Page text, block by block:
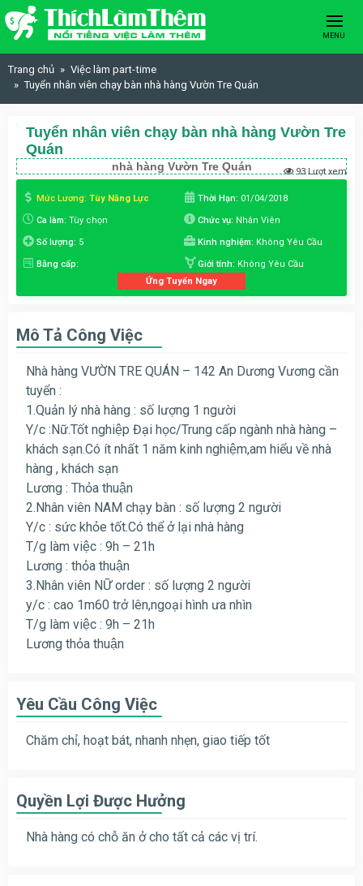
Skip to content
MENU
Trang chủ
Việc làm part-time
Tuyển nhân viên chạy bàn nhà hàng Vườn Tre Quán
Tuyển nhân viên chạy bàn nhà hàng Vườn Tre
Quán
nhà hàng Vườn Tre Quán 93 Lượt xem
Mức Lương: Tùy Năng Lực Thời Hạn: 01/04/2018
Ca làm: Tùy chọn Chức vụ: Nhân Viên
Số lượng: 5 Kinh nghiệm: Không Yêu Cầu
Bằng cấp: Giới tính: Không Yêu Cầu
Ứng Tuyển Ngay
Mô Tả Công Việc
Nhà hàng VƯỜN TRE QUÁN – 142 An Dương Vương cần
tuyển :
1.Quản lý nhà hàng : số lượng 1 người
Y/c :Nữ.Tốt nghiệp Đại học/Trung cấp ngành nhà hàng –
khách sạn.Có ít nhất 1 năm kinh nghiệm,am hiểu về nhà
hàng , khách sạn
Lương : Thỏa thuận
2.Nhân viên NAM chạy bàn : số lượng 2 người
Y/c : sức khỏe tốt.Có thể ở lại nhà hàng
T/g làm việc : 9h – 21h
Lương : thỏa thuận
3.Nhân viên NỮ order : số lượng 2 người
y/c : cao 1m60 trở lên,ngoại hình ưa nhìn
T/g làm việc : 9h – 21h
Lương thỏa thuận
Yêu Cầu Công Việc
Chăm chỉ, hoạt bát, nhanh nhẹn, giao tiếp tốt
Quyền Lợi Được Hưởng
Nhà hàng có chỗ ăn ở cho tất cả các vị trí.